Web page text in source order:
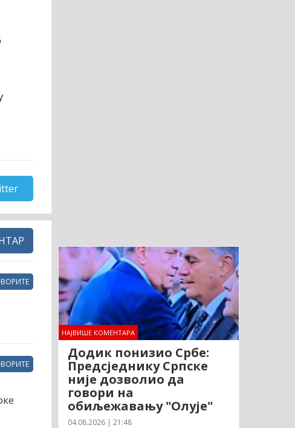
НАЈВИШЕ КОМЕНТАРА
Додик понизио Србе:
Предсједнику Српске
није дозволио да
говори на
обиљежавању "Олује"
04.08.2026 | 21:48